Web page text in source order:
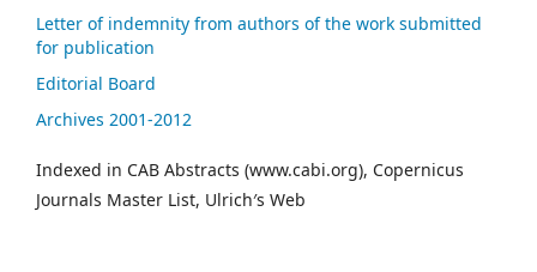
Letter of indemnity from authors of the work submitted
for publication
Editorial Board
Archives 2001-2012
Indexed in CAB Abstracts (www.cabi.org), Copernicus
Journals Master List, Ulrich′s Web